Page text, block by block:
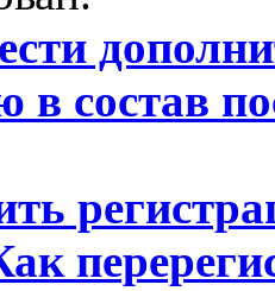
в состав